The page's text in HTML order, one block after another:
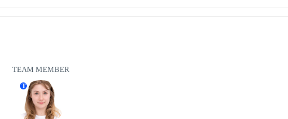
TEAM MEMBER
T